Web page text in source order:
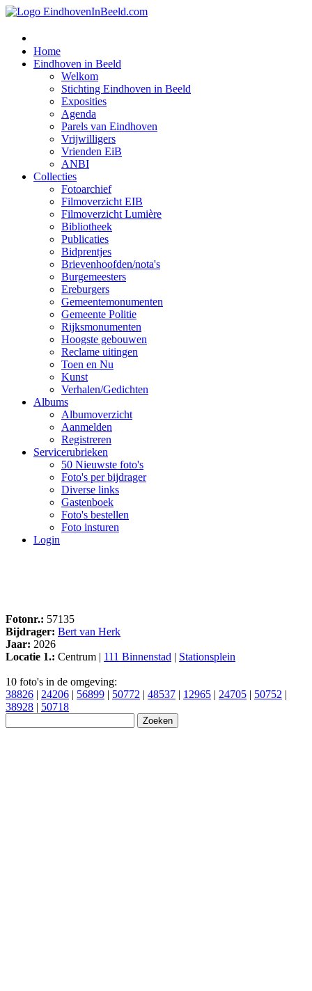
Home
Eindhoven in Beeld
Welkom
Stichting Eindhoven in Beeld
Exposities
Agenda
Parels van Eindhoven
Vrijwilligers
Vrienden EiB
ANBI
Collecties
Fotoarchief
Filmoverzicht EIB
Filmoverzicht Lumière
Bibliotheek
Publicaties
Bidprentjes
Brievenhoofden/nota's
Burgemeesters
Ereburgers
Gemeentemonumenten
Gemeente Politie
Rijksmonumenten
Hoogste gebouwen
Reclame uitingen
Toen en Nu
Kunst
Verhalen/Gedichten
Albums
Albumoverzicht
Aanmelden
Registreren
Servicerubrieken
50 Nieuwste foto's
Foto's per bijdrager
Diverse links
Gastenboek
Foto's bestellen
Foto insturen
Login
Fotonr.: 57135
Bijdrager: Bert van Herk
Jaar: 2026
Locatie 1.: Centrum | 111 Binnenstad | Stationsplein
10 foto's in de omgeving:
38826 | 24206 | 56899 | 50772 | 48537 | 12965 | 24705 | 50752 |
38928 | 50718